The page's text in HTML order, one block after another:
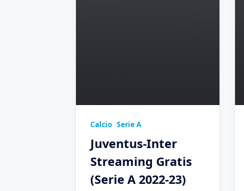
Calcio Serie A
Juventus-Inter
Streaming Gratis
(Serie A 2022-23)